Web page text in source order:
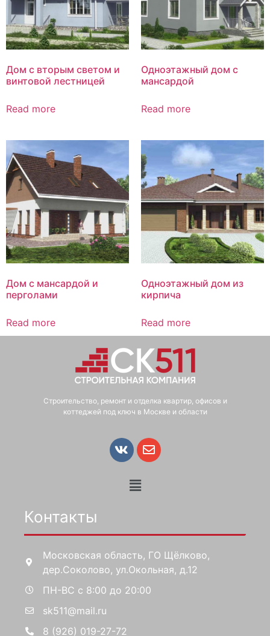
Дом с вторым светом и
винтовой лестницей
Read more
Одноэтажный дом с
мансардой
Read more
Дом с мансардой и
перголами
Read more
Одноэтажный дом из
кирпича
Read more
Строительство, ремонт и отделка квартир, офисов и
коттеджей под ключ в Москве и области
Контакты
Московская область, ГО Щёлково,
дер.Соколово, ул.Окольная, д.12
ПН-ВС с 8:00 до 20:00
sk511@mail.ru
8 (926) 019-27-72